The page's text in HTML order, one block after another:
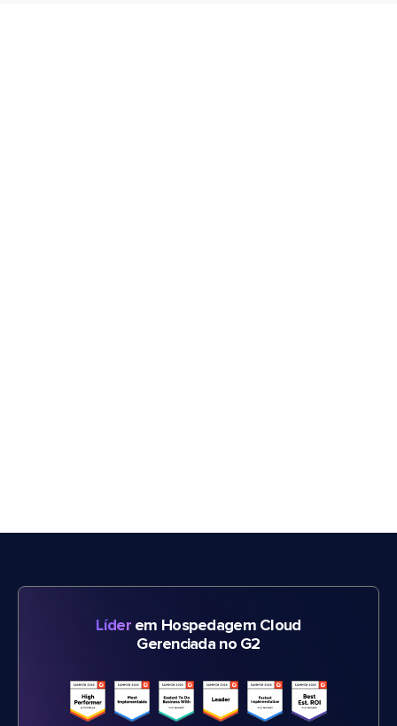
Líderem Hospedagem Cloud
Gerenciada no G2